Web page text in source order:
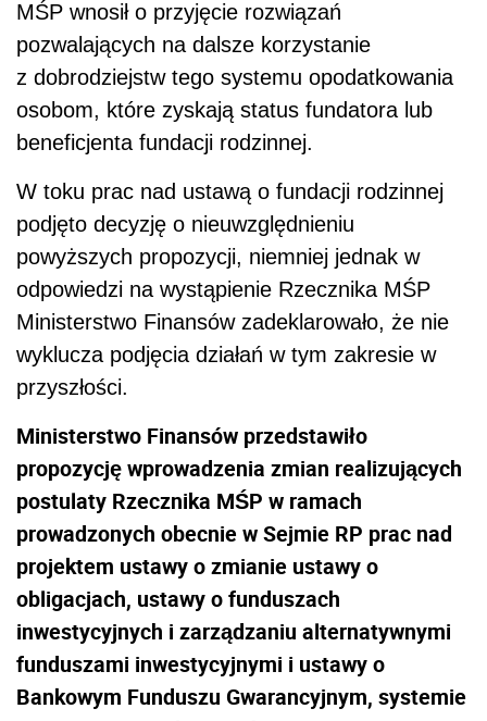
MŚP wnosił o przyjęcie rozwiązań
pozwalających na dalsze korzystanie
z dobrodziejstw tego systemu opodatkowania
osobom, które zyskają status fundatora lub
beneficjenta fundacji rodzinnej.
W toku prac nad ustawą o fundacji rodzinnej
podjęto decyzję o nieuwzględnieniu
powyższych propozycji, niemniej jednak w
odpowiedzi na wystąpienie Rzecznika MŚP
Ministerstwo Finansów zadeklarowało, że nie
wyklucza podjęcia działań w tym zakresie w
przyszłości.
Ministerstwo Finansów przedstawiło
propozycję wprowadzenia zmian realizujących
postulaty Rzecznika MŚP w ramach
prowadzonych obecnie w Sejmie RP prac nad
projektem ustawy o zmianie ustawy o
obligacjach, ustawy o funduszach
inwestycyjnych i zarządzaniu alternatywnymi
funduszami inwestycyjnymi i ustawy o
Bankowym Funduszu Gwarancyjnym, systemie